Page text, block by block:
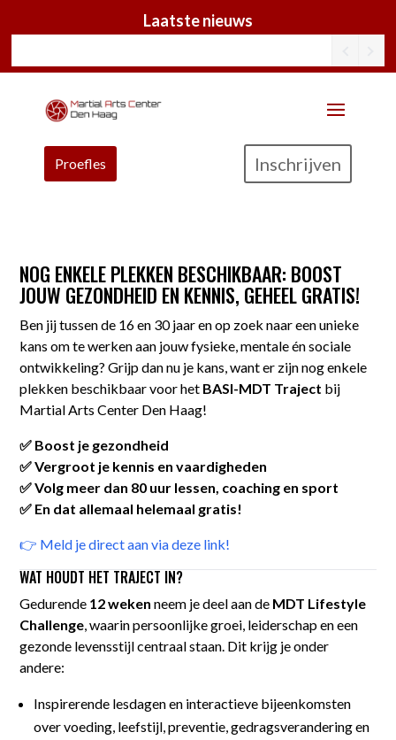
Laatste nieuws
Proefles Inschrijven
NOG ENKELE PLEKKEN BESCHIKBAAR: BOOST
JOUW GEZONDHEID EN KENNIS, GEHEEL GRATIS!
Ben jij tussen de 16 en 30 jaar en op zoek naar een unieke
kans om te werken aan jouw fysieke, mentale én sociale
ontwikkeling? Grijp dan nu je kans, want er zijn nog enkele
plekken beschikbaar voor het BASI-MDT Traject bij
Martial Arts Center Den Haag!
✅ Boost je gezondheid
✅ Vergroot je kennis en vaardigheden
✅ Volg meer dan 80 uur lessen, coaching en sport
✅ En dat allemaal helemaal gratis!
👉 Meld je direct aan via deze link!
WAT HOUDT HET TRAJECT IN?
Gedurende 12 weken neem je deel aan de MDT Lifestyle
Challenge, waarin persoonlijke groei, leiderschap en een
gezonde levensstijl centraal staan. Dit krijg je onder
andere:
Inspirerende lesdagen en interactieve bijeenkomsten
over voeding, leefstijl, preventie, gedragsverandering en